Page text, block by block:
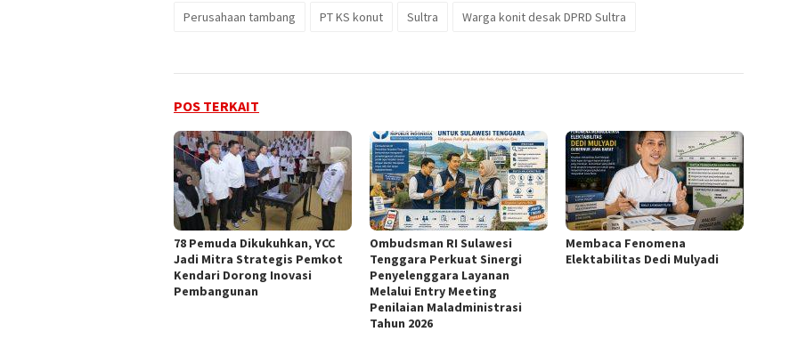
Perusahaan tambang PT KS konut Sultra Warga konit desak DPRD Sultra
POS TERKAIT
78 Pemuda Dikukuhkan, YCC
Jadi Mitra Strategis Pemkot
Kendari Dorong Inovasi
Pembangunan
Ombudsman RI Sulawesi
Tenggara Perkuat Sinergi
Penyelenggara Layanan
Melalui Entry Meeting
Penilaian Maladministrasi
Tahun 2026
Membaca Fenomena
Elektabilitas Dedi Mulyadi